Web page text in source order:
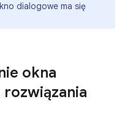
dialogowe ma się
okna